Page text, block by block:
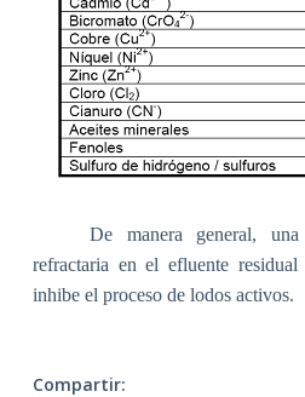
De manera general,
refractaria en el efluente
inhibe el proceso de lodos activos.
Compartir: